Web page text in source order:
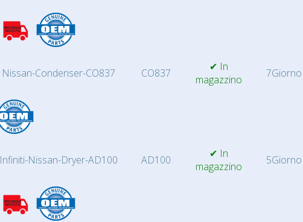
Nissan-Condenser-CO837 CO837
✔ In
magazzino
7Giorno
Infiniti-Nissan-Dryer-AD100 AD100
✔ In
magazzino
5Giorno